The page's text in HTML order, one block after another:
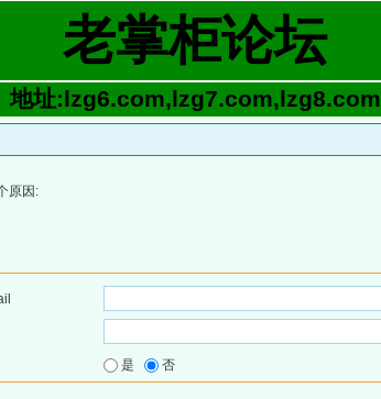
老掌柜论坛
地址:lzg6.com,lzg7.com,lzg8.com
原因:
是 否